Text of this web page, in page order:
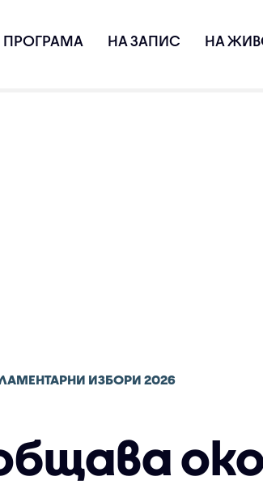
ПРОГРАМА НА ЗАПИС НА
ИЗБОРИ 2026